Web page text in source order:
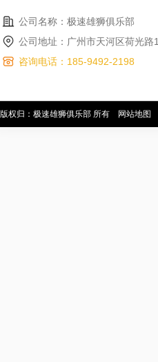
公司名称：极速雄狮俱乐部
公司地址：广州市天河区荷光路
咨询电话：185-9492-2198
版权归：极速雄狮俱乐部 所有 网站地图